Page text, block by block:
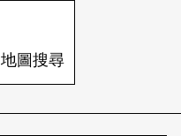
地圖搜尋